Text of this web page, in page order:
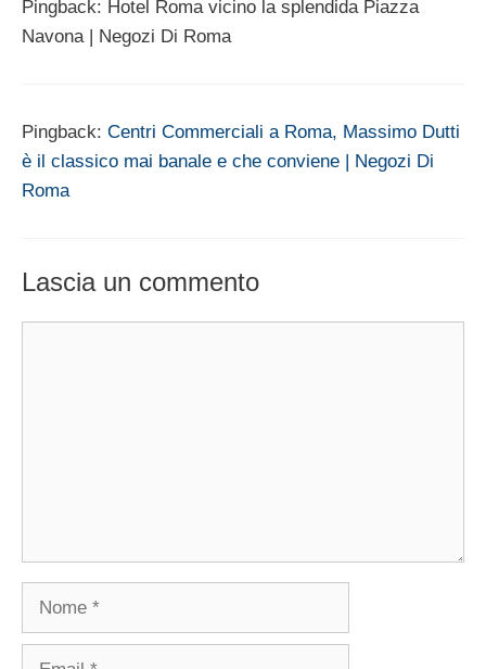
Pingback: Hotel Roma vicino la splendida Piazza
Navona | Negozi Di Roma
Pingback: Centri Commerciali a Roma, Massimo Dutti
è il classico mai banale e che conviene | Negozi Di
Roma
Lascia un commento
Nome
Email